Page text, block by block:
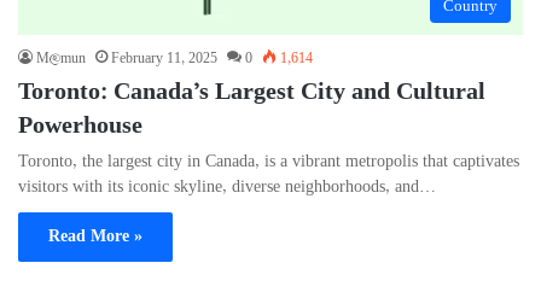
Country
M@mun February 11, 2025 0 1,614
Toronto: Canada’s Largest City and Cultural
Powerhouse
Toronto, the largest city in Canada, is a vibrant metropolis that captivates
visitors with its iconic skyline, diverse neighborhoods, and…
Read More »